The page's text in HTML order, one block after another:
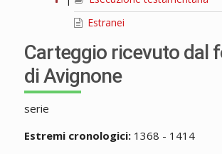
Estranei
Carteggio ricevuto dal
di Avignone
serie
Estremi cronologici:1368 - 1414